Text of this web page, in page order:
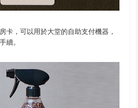
卡，可以用於大堂的自助支付機器，
續。